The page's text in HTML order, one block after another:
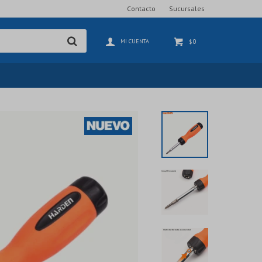
$0
Contacto Sucursales